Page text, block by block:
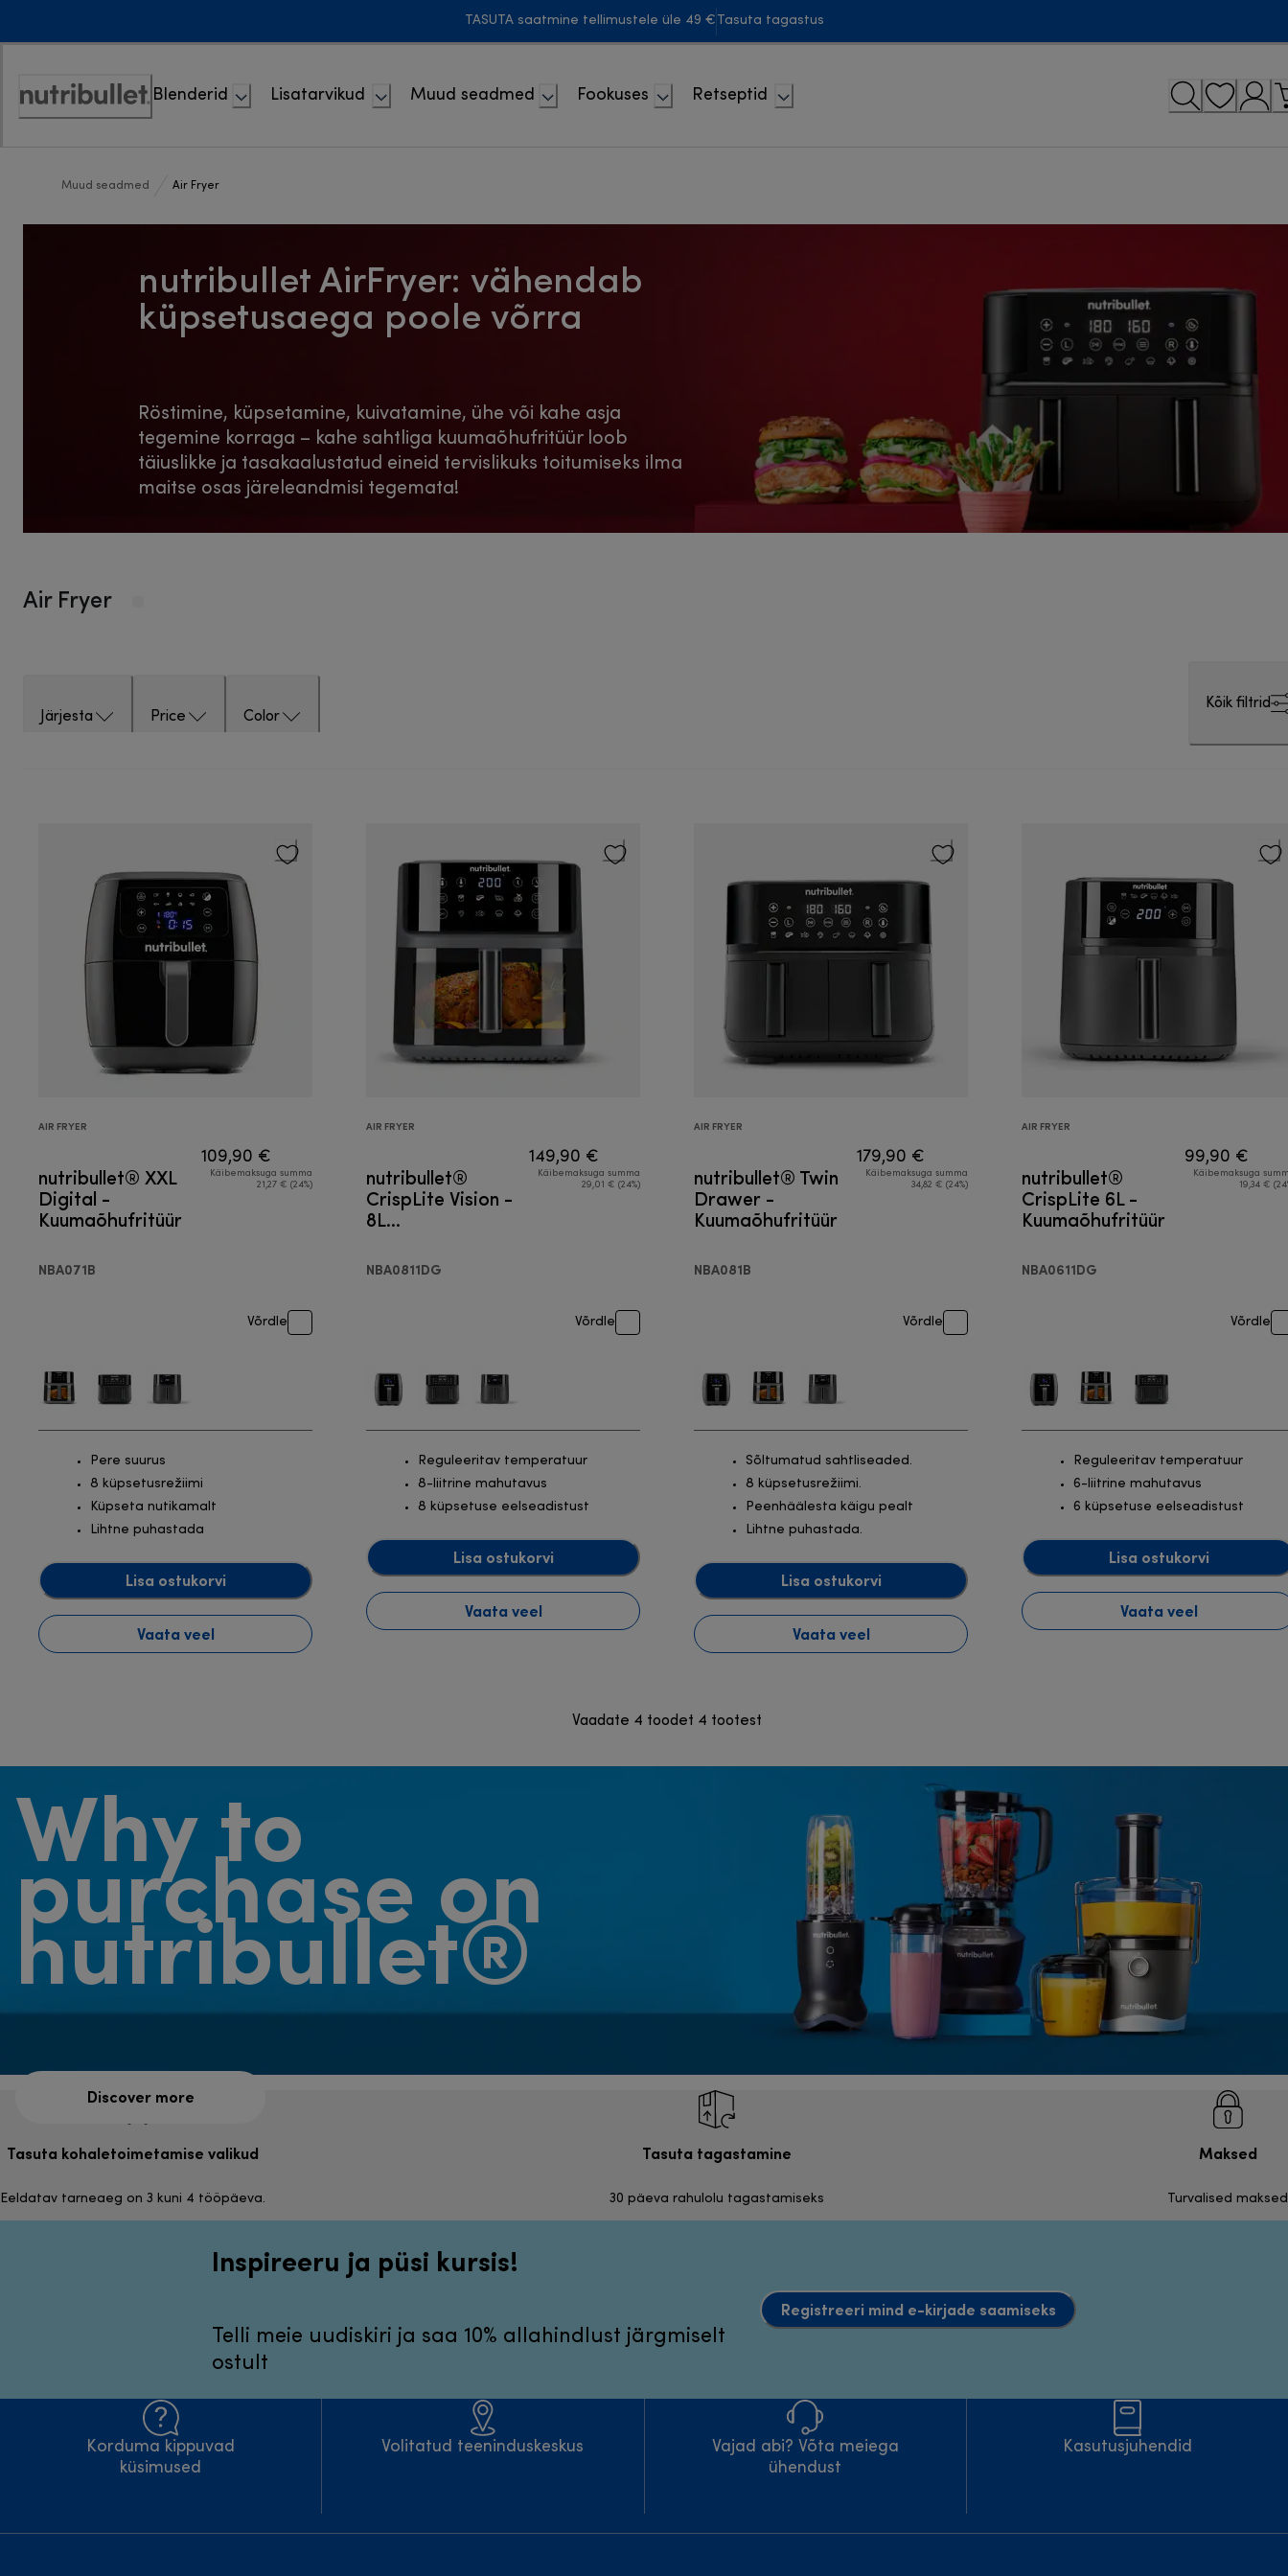
TASUTA saatmine tellimustele üle 49 € Tasuta tagastus
Accessibility
Blenderid Lisatarvikud Muud seadmed Fookuses Retseptid
Muud seadmed Air Fryer
nutribullet AirFryer: vähendab
küpsetusaega poole võrra
Röstimine, küpsetamine, kuivatamine, ühe või kahe asja
tegemine korraga – kahe sahtliga kuumaõhufritüür loob
täiuslikke ja tasakaalustatud eineid tervislikuks toitumiseks ilma
maitse osas järeleandmisi tegemata!
Air Fryer
Järjesta Price Color
Kõik filtrid
AIR FRYER
nutribullet® XXL
Digital -
Kuumaõhufritüür
NBA071B
109,90 €
Käibemaksuga summa
21,27 € (24%)
Võrdle
Pere suurus
8 küpsetusrežiimi
Küpseta nutikamalt
Lihtne puhastada
Lisa ostukorvi
Vaata veel
AIR FRYER
nutribullet®
CrispLite Vision -
8L
NBA0811DG
149,90 €
Käibemaksuga summa
29,01 € (24%)
Võrdle
Reguleeritav temperatuur
8-liitrine mahutavus
8 küpsetuse eelseadistust
Lisa ostukorvi
Vaata veel
AIR FRYER
nutribullet® Twin
Drawer -
Kuumaõhufritüür
NBA081B
179,90 €
Käibemaksuga summa
34,82 € (24%)
Võrdle
Sõltumatud sahtliseaded.
8 küpsetusrežiimi.
Peenhäälesta käigu pealt
Lihtne puhastada.
Lisa ostukorvi
Vaata veel
AIR FRYER
nutribullet®
CrispLite 6L -
Kuumaõhufritüür
NBA0611DG
99,90 €
Käibemaksuga
19,34 €
Võrdle
Reguleeritav temperatuur
6-liitrine mahutavus
6 küpsetuse eelseadistust
Lisa ostukorvi
Vaata veel
Vaadate 4 toodet 4 tootest
Why to
purchase on
nutribullet®
Discover more
Tasuta kohaletoimetamise valikud
Eeldatav tarneaeg on 3 kuni 4 tööpäeva.
Tasuta tagastamine
30 päeva rahulolu tagastamiseks
Maksed
Turvalised maksed
Inspireeru ja püsi kursis!
Telli meie uudiskiri ja saa 10% allahindlust järgmiselt
ostult
Registreeri mind e-kirjade saamiseks
Korduma kippuvad
küsimused
Volitatud teeninduskeskus
Vajad abi? Võta meiega
ühendust
Kasutusjuhendid